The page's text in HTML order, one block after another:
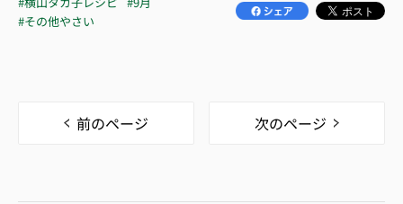
#その他やさい
前のページ 次のページ